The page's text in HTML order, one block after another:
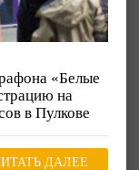
«Белые
на
в Пулкове
ДАЛЕЕ